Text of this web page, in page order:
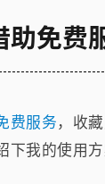
助免费
费服务，收
我的使用